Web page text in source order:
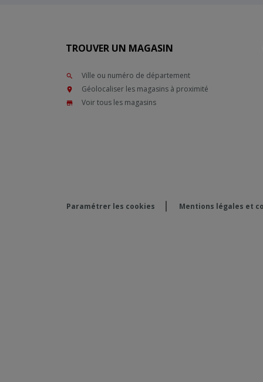
TROUVER UN MAGASIN
Ville ou numéro de département
Géolocaliser les magasins à proximité
Voir tous les magasins
Paramétrer les cookies Mentions légales et